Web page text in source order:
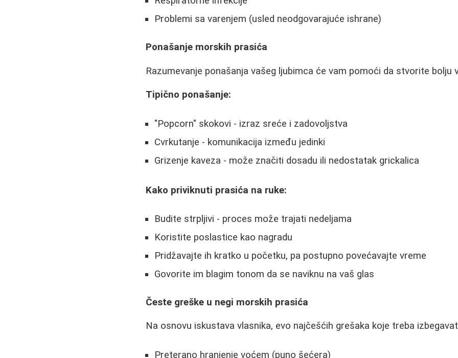
Problemi sa varenjem (usled neodgovarajuće ishrane)
Ponašanje morskih prasića
Razumevanje ponašanja vašeg ljubimca će vam pomoći da stvorite bolju
Tipično ponašanje:
"Popcorn" skokovi - izraz sreće i zadovoljstva
Cvrkutanje - komunikacija između jedinki
Grizenje kaveza - može značiti dosadu ili nedostatak grickalica
Kako priviknuti prasića na ruke:
Budite strpljivi - proces može trajati nedeljama
Koristite poslastice kao nagradu
Pridžavajte ih kratko u početku, pa postupno povećavajte vreme
Govorite im blagim tonom da se naviknu na vaš glas
Česte greške u negi morskih prasića
Na osnovu iskustava vlasnika, evo najčešćih grešaka koje treba
Preterano hranjenje voćem (puno šećera)